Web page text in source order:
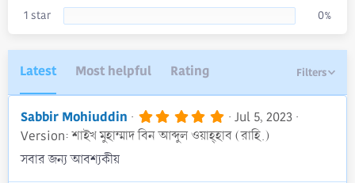
1 star
0%
Latest Most helpful Rating Filters
Sabbir Mohiuddin 5
.
0
t
Jul 5, 2023
Version: শাইখ মুহাম্মাদ বিন আব্দুল ওয়াহ্হাব (রাহি.)
সবার জন্য আবশ্যকীয়